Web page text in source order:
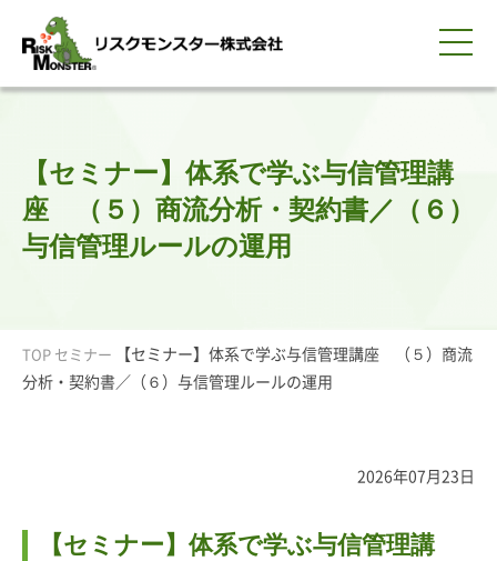
0120-259-440
資料請求
会員ログイン
簡体中文
ENGLISH
【セミナー】体系で学ぶ与信管理講
座 （５）商流分析・契約書／（６）
与信管理ルールの運用
TOP セミナー
【セミナー】体系で学ぶ与信管理講座 （５）商流
分析・契約書／（６）与信管理ルールの運用
2026年07月23日
【セミナー】体系で学ぶ与信管理講